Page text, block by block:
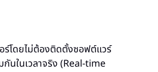
ร์โดยไม่ต้องติดตั้งซอฟต์แวร์
กันในเวลาจริง (Real-time